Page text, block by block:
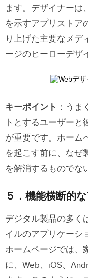
ます。デザイナーは
を示すアプリストア
り上げた主要なメデ
ージのヒーローデザ
キーポイント ：うま
トとするユーザー
が重要です。ホーム
を起こす前に、なぜ
を解消するものでな
５．機能横断的
デジタル製品の多く
イルのアプリケーシ
ホームページでは、
に、Web、iOS、